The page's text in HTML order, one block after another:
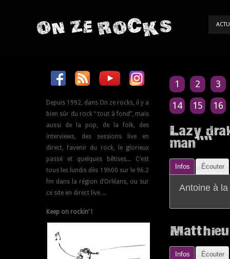
ON ZE ROCKS
Depuis 1992, dans On ze rocks, il y a
bien sûr du rock “ tout à fond”, mais
aussi de la pop, de la folk, des
interviews, des sessions live en
direct, l’avenir du rock, le glorieux
passé et quelques bêtises... C’est
tous les lundis dès 19h00 sur le 96.2
fm dans la région d’Orléans, ou sur
ce site en direct live ...
Keep on rockin’ !
1 2
3
14
15 16
Lazy
man""
Infos Écouter
Antoine à
Infos Écouter